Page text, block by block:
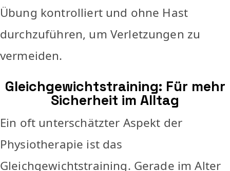
Übung kontrolliert und ohne Hast
durchzuführen, um Verletzungen zu
vermeiden.
Gleichgewichtstraining: Für mehr
Sicherheit im Alltag
Ein oft unterschätzter Aspekt der
Physiotherapie ist das
Gleichgewichtstraining. Gerade im Alter